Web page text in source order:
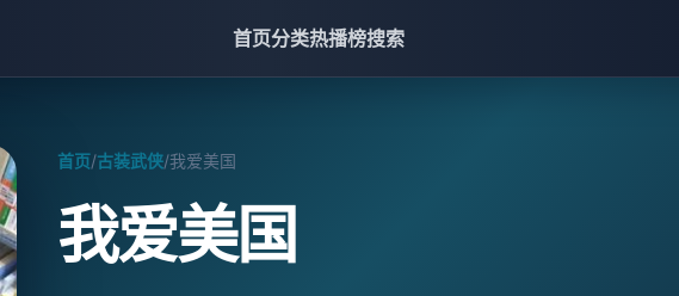
首页分类热播榜搜索
首页/古装武侠/我爱美国
我爱美国